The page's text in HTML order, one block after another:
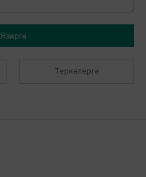
Язарга
Теркәлергә